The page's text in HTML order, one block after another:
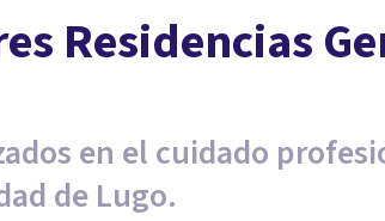
Residencias
en el cuidado
de Lugo.